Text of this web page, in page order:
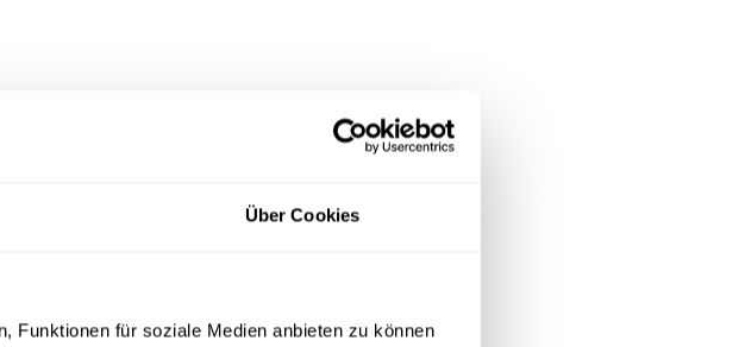
Über Cookies
Funktionen für soziale Medien anbieten zu können